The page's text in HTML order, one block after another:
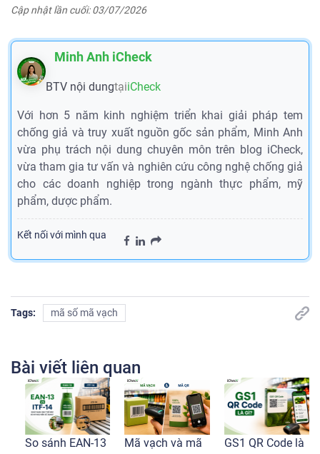
Cập nhật lần cuối: 03/07/2026
Minh Anh iCheck
BTV nội dungtạiiCheck
Với hơn 5 năm kinh nghiệm triển khai giải pháp tem
chống giả và truy xuất nguồn gốc sản phẩm, Minh Anh
vừa phụ trách nội dung chuyên môn trên blog iCheck,
vừa tham gia tư vấn và nghiên cứu công nghệ chống giả
cho các doanh nghiệp trong ngành thực phẩm, mỹ
phẩm, dược phẩm.
Kết nối với mình qua
Tags: mã số mã vạch
Bài viết liên quan
So sánh EAN-13
Mã vạch và mã
GS1 QR Code là